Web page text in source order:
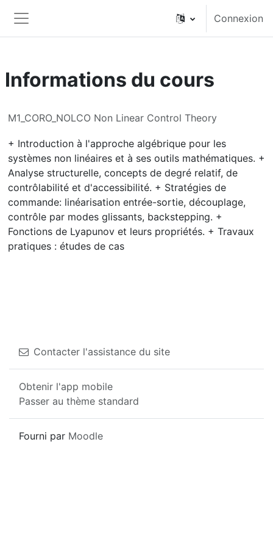
Panneau latéral
Connexion
Informations du cours
M1_CORO_NOLCO Non Linear Control Theory
+ Introduction à l'approche algébrique pour les
systèmes non linéaires et à ses outils mathématiques. +
Analyse structurelle, concepts de degré relatif, de
contrôlabilité et d'accessibilité. + Stratégies de
commande: linéarisation entrée-sortie, découplage,
contrôle par modes glissants, backstepping. +
Fonctions de Lyapunov et leurs propriétés. + Travaux
pratiques : études de cas
Contacter l'assistance du site
Obtenir l'app mobile
Passer au thème standard
Fourni par Moodle